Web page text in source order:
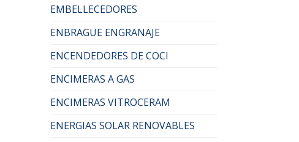
EMBELLECEDORES
ENBRAGUE ENGRANAJE
ENCENDEDORES DE COCI
ENCIMERAS A GAS
ENCIMERAS VITROCERAM
ENERGIAS SOLAR RENOVABLES